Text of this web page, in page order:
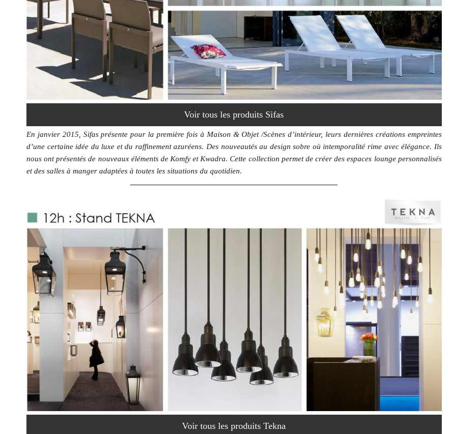
Voir tous les produits Sifas
En janvier 2015, Sifas présente pour la première fois à Maison & Objet /Scènes d’intérieur, leurs dernières créations empreintes
d’une certaine idée du luxe et du raffinement azuréens. Des nouveautés au design sobre où intemporalité rime avec élégance. Ils
nous ont présentés de nouveaux éléments de Komfy et Kwadra. Cette collection permet de créer des espaces lounge personnalisés
et des salles à manger adaptées à toutes les situations du quotidien.
Voir tous les produits Tekna